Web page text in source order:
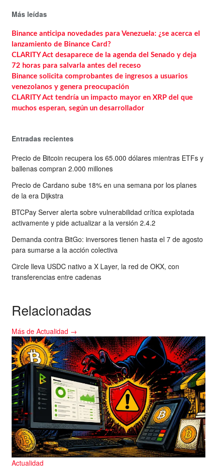
Más leídas
Binance anticipa novedades para Venezuela: ¿se acerca el
lanzamiento de Binance Card?
CLARITY Act desaparece de la agenda del Senado y deja
72 horas para salvarla antes del receso
Binance solicita comprobantes de ingresos a usuarios
venezolanos y genera preocupación
CLARITY Act tendría un impacto mayor en XRP del que
muchos esperan, según un desarrollador
Entradas recientes
Precio de Bitcoin recupera los 65.000 dólares mientras ETFs y
ballenas compran 2.000 millones
Precio de Cardano sube 18% en una semana por los planes
de la era Dijkstra
BTCPay Server alerta sobre vulnerabilidad crítica explotada
activamente y pide actualizar a la versión 2.4.2
Demanda contra BitGo: inversores tienen hasta el 7 de agosto
para sumarse a la acción colectiva
Circle lleva USDC nativo a X Layer, la red de OKX, con
transferencias entre cadenas
Relacionadas
Más de Actualidad →
Actualidad